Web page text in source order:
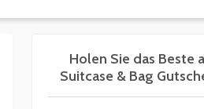
Holen Sie das Beste
Suitcase & Bag